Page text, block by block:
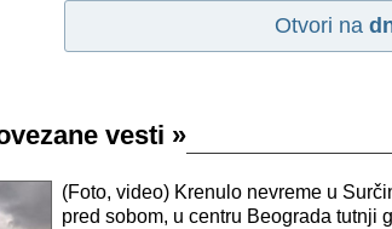
Otvori na
vesti »
(Foto, video) Krenulo nevreme u
pred sobom, u centru Beograda tutnji